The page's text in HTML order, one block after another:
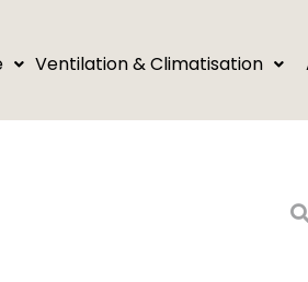
Ventilation & Climatisation